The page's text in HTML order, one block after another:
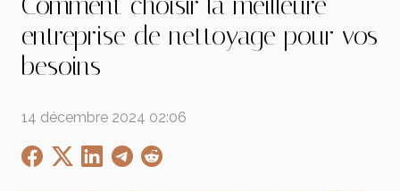
entreprise de nettoyage pour vos
besoins
14 décembre 2024 02:06